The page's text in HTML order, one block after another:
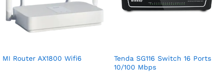
MI Router AX1800 Wifi6
Tenda SG116 Switch 16 Ports
10/100 Mbps